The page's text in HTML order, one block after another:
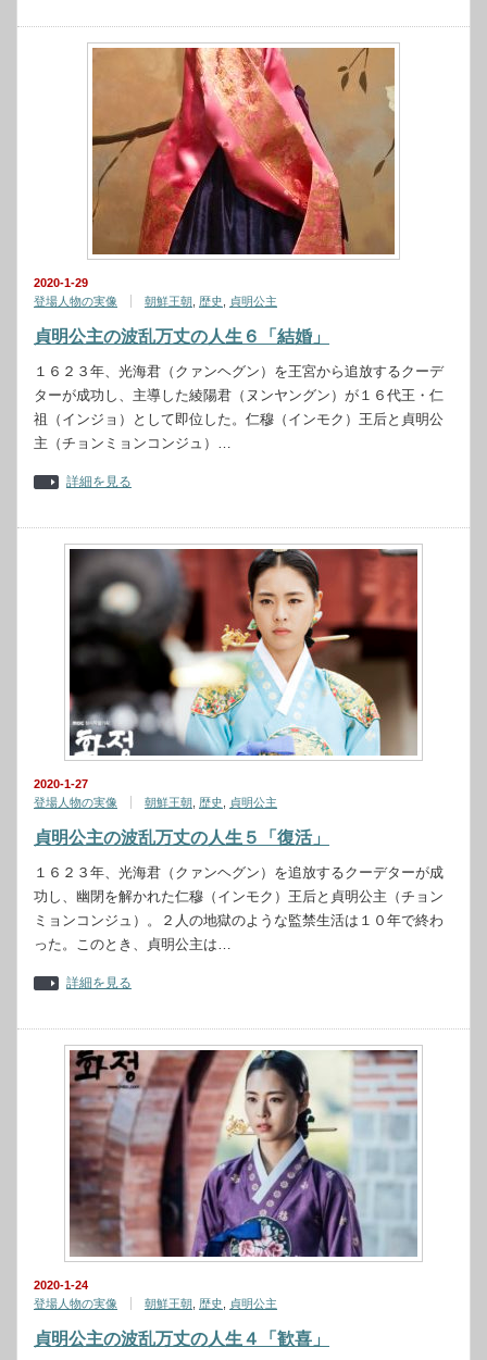
2020-1-29
登場人物の実像
朝鮮王朝 歴史 貞明公主
貞明公主の波乱万丈の人生６「結婚」
１６２３年、光海君（クァンヘグン）を王宮から追放するクーデ
ターが成功し、主導した綾陽君（ヌンヤングン）が１６代王・仁
祖（インジョ）として即位した。仁穆（インモク）王后と貞明公
主（チョンミョンコンジュ）…
詳細を見る
2020-1-27
登場人物の実像
朝鮮王朝 歴史 貞明公主
貞明公主の波乱万丈の人生５「復活」
１６２３年、光海君（クァンヘグン）を追放するクーデターが成
功し、幽閉を解かれた仁穆（インモク）王后と貞明公主（チョン
ミョンコンジュ）。２人の地獄のような監禁生活は１０年で終わ
った。このとき、貞明公主は…
詳細を見る
2020-1-24
登場人物の実像
朝鮮王朝 歴史 貞明公主
貞明公主の波乱万丈の人生４「歓喜」